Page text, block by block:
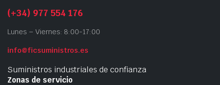
(+34) 977 554 176
Lunes – Viernes: 8:00-17:00
info@ficsuministros.es
Suministros industriales de confianza
Zonas de servicio